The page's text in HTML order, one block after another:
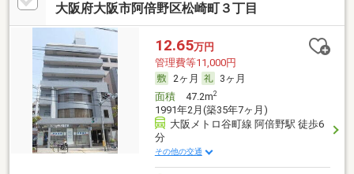
大阪府大阪市阿倍野区松崎町３丁目
12.65万円
管理費等11,000円
2ヶ月
3ヶ月
面積47.2m2
1991年2月(築35年7ヶ月)
大阪メトロ谷町線 阿倍野駅 徒歩6
分
その他の交通